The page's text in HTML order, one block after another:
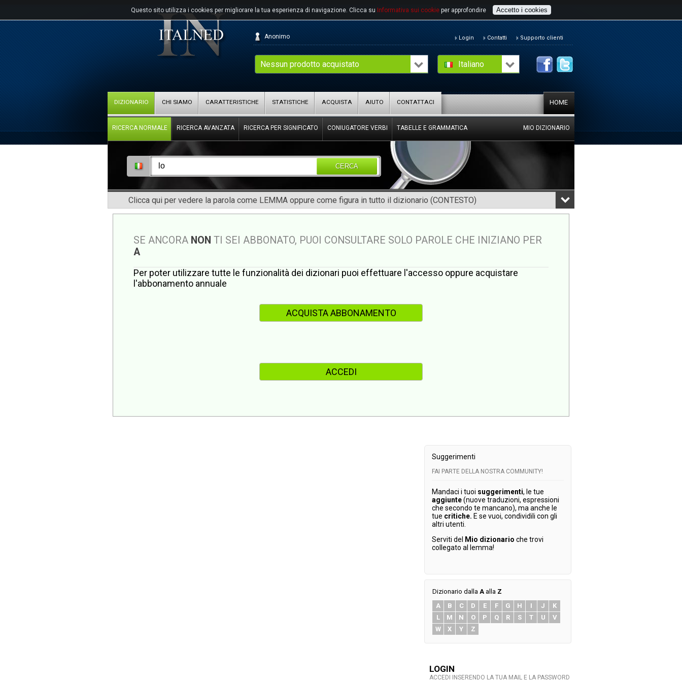
Questo sito utilizza i cookies per migliorare la tua esperienza di navigazione. Clicca su Informativa sui cookie per approfondire Accetto i cookies
Italiano
Nessun prodotto acquistato
Anonimo Login Contatti Supporto clienti
HOME
DIZIONARIO CHI SIAMO CARATTERISTICHE STATISTICHE ACQUISTA AIUTO CONTATTACI
RICERCA NORMALE RICERCA AVANZATA RICERCA PER SIGNIFICATO CONIUGATORE VERBI TABELLE E GRAMMATICA MIO DIZIONARIO
CERCA
Clicca qui per vedere la parola come LEMMA oppure come figura in tutto il dizionario (CONTESTO)
SE ANCORA NON TI SEI ABBONATO, PUOI CONSULTARE SOLO PAROLE CHE INIZIANO PER
A
Per poter utilizzare tutte le funzionalità dei dizionari puoi effettuare l'accesso oppure acquistare
l'abbonamento annuale
ACQUISTA ABBONAMENTO
ACCEDI
Suggerimenti
FAI PARTE DELLA NOSTRA COMMUNITY!
Mandaci i tuoi suggerimenti, le tue
aggiunte(nuove traduzioni, espressioni
che secondo te mancano), ma anche le
tue critiche. E se vuoi, condividili con gli
altri utenti.
Serviti del
Mio dizionario che trovi
collegato al lemma!
Dizionario dalla A alla Z
A
B C D E F G H I J
K
L
M N O P Q R S T U
V
W
X Y Z
LOGIN
ACCEDI INSERENDO LA TUA MAIL E LA PASSWORD